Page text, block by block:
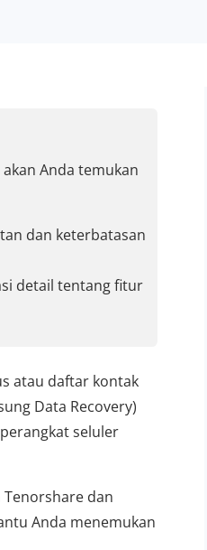
Anda temukan
dan keterbatasan
detail tentang fitur
atau daftar kontak
Data Recovery)
seluler
dan
Anda menemukan